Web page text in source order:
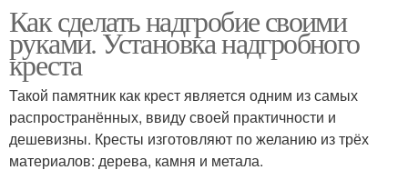
Как сделать надгробие своими
руками. Установка надгробного
креста
Такой памятник как крест является одним из самых
распространённых, ввиду своей практичности и
дешевизны. Кресты изготовляют по желанию из трёх
материалов: дерева, камня и метала.